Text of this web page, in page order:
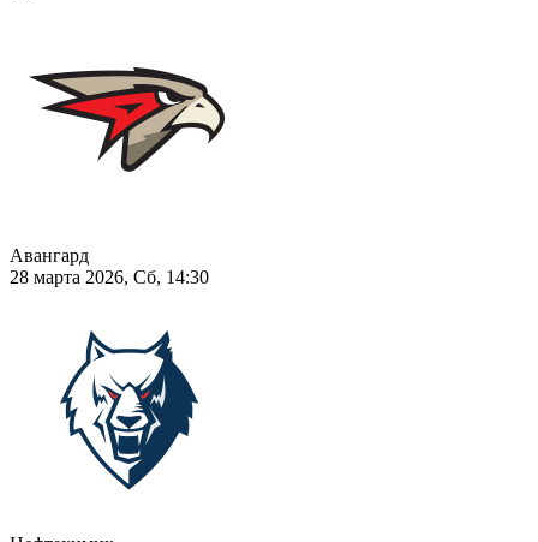
Авангард
28 марта 2026, Сб, 14:30